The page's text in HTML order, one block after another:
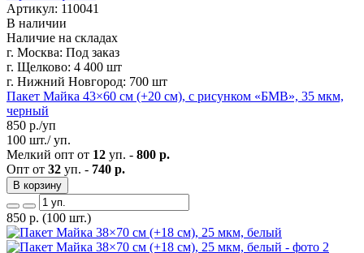
Артикул: 110041
В наличии
Наличие на складах
г. Москва: Под заказ
г. Щелково: 4 400 шт
г. Нижний Новгород: 700 шт
Пакет Майка 43×60 см (+20 см), с рисунком «БМВ», 35 мкм,
черный
850 р./уп
100 шт./ уп.
Мелкий опт от 12 уп. - 800 р.
Опт от 32 уп. - 740 р.
В корзину
850 р. (100 шт.)